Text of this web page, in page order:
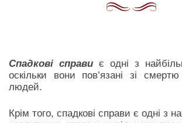
Спадкові справи є одні з
оскільки вони пов’язані зі
людей.
Крім того, спадкові справи є одні з